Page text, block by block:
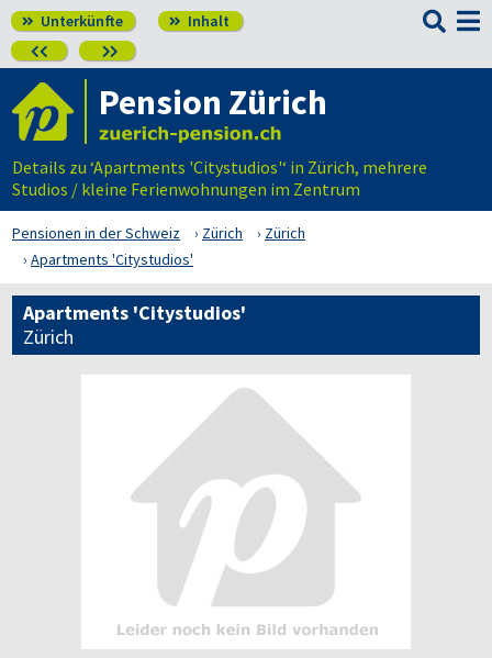
 Unterkünfte  Inhalt
 

Pension Zürich
Details zu ‘Apartments 'Citystudios'‘ in Zürich, mehrere
Studios / kleine Ferienwohnungen im Zentrum
Pensionen in der Schweiz Zürich
Zürich
Apartments 'Citystudios'
Apartments 'Citystudios'
Zürich